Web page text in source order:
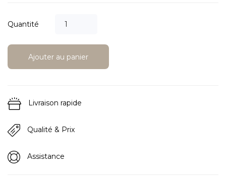
Quantité
Ajouter au panier
Livraison rapide
Qualité & Prix
Assistance